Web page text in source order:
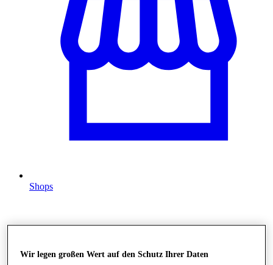
Shops
Wir legen großen Wert auf den Schutz Ihrer Daten